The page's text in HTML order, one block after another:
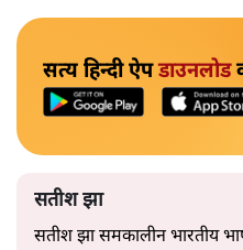
सत्य हिन्दी ऐपडाउनलोड
सतीश झा
सतीश झा समकालीन भारतीय